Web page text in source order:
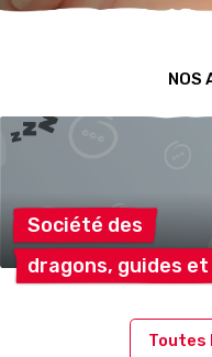
NOS
Société des
dragons, guides et
Toutes